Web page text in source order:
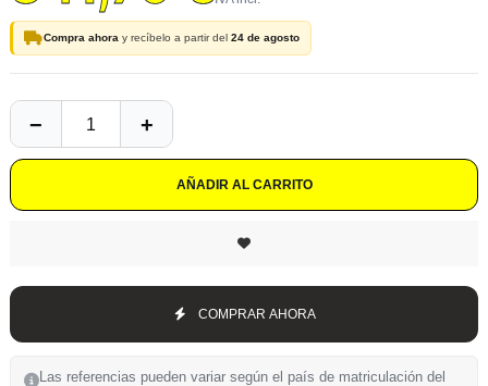
Compra ahora y recíbelo a partir del 24 de agosto
AÑADIR AL CARRITO
COMPRAR AHORA
Las referencias pueden variar según el país de matriculación del